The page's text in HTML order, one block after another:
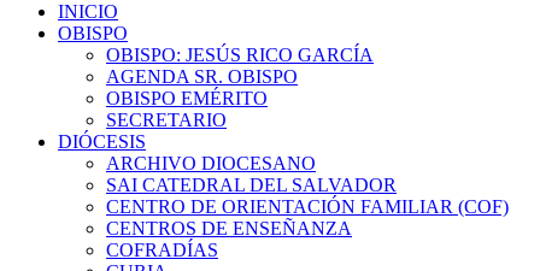
INICIO
OBISPO
OBISPO: JESÚS RICO GARCÍA
AGENDA SR. OBISPO
OBISPO EMÉRITO
SECRETARIO
DIÓCESIS
ARCHIVO DIOCESANO
SAI CATEDRAL DEL SALVADOR
CENTRO DE ORIENTACIÓN FAMILIAR (COF)
CENTROS DE ENSEÑANZA
COFRADÍAS